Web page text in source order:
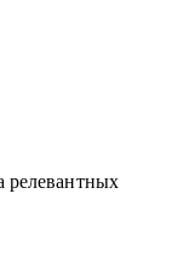
релевантных